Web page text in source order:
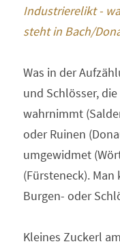
Industrierelikt -
steht in Bach/
Was in der
und Schlösser,
wahrnimmt
oder Ruinen
umgewidmet
(Fürsteneck).
Burgen- oder
Kleines Zuckerl